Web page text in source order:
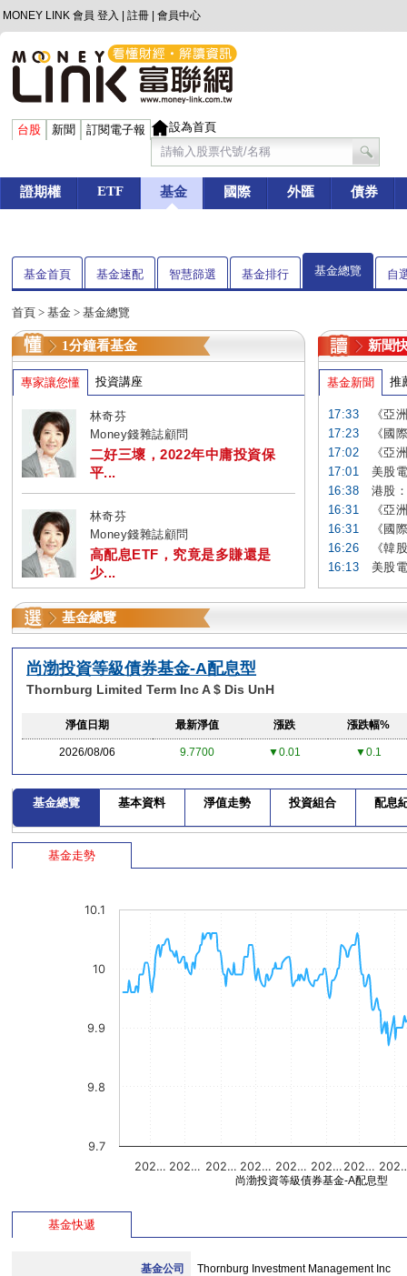
MONEY LINK 會員 登入 註冊 會員中心
台股 新聞 訂閱電子報 設為首頁
證期權 ETF 基金 國際 外匯 債券
基金首頁 基金速配 智慧篩選 基金排行 基金總覽 自
首頁 > 基金 > 基金總覽
1分鐘看基金
專家讓您懂 投資講座
林奇芬
Money錢雜誌顧問
二好三壞，2022年中庸投資保
平...
林奇芬
Money錢雜誌顧問
高配息ETF，究竟是多賺還是
少...
新聞
基金新聞 推
17:33
《亞
17:23
《國
17:02
《亞
17:01
美股
16:38
港股
16:31
《亞
16:31
《國
16:26
《韓
16:13
美股
基金總覽
尚渤投資等級債券基金-A配息型
Thornburg Limited Term Inc A $ Dis UnH
淨值日期 最新淨值 漲跌 漲跌幅%
2026/08/06 9.7700 ▼0.01 ▼0.1
基金總覽 基本資料 淨值走勢 投資組合 配息
基金走勢
202… 202… 202… 202… 202… 202… 202…
9.7
9.8
9.9
10
10.1
尚渤投資等級債券基金-A配息型
基金快遞
基金公司 Thornburg Investment Management Inc